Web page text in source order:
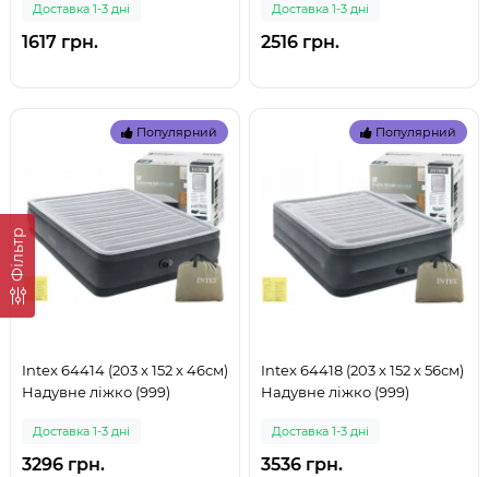
Фільтр
Доставка 1-3 дні
1617 грн.
Доставка 1-3 дні
2516 грн.
Популярний
Intex 64414 (203 x 152 x 46см)
Надувне ліжко (999)
Доставка 1-3 дні
3296 грн.
Популярний
Intex 64418 (203 x 152 x 56см)
Надувне ліжко (999)
Доставка 1-3 дні
3536 грн.